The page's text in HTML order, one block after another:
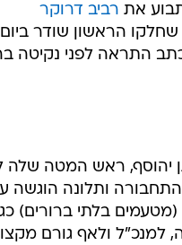
את רביב דרוקר
שחלקו הראשון שודר
התראה לפני נקיטה
יהוסף, ראש המטה שלה
ותלונה
בלתי ברורים)
למנכ"ל ולאף גורם